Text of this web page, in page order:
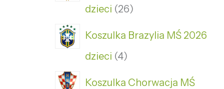
dzieci 26
Koszulka Brazylia MŚ 2026
dzieci 4
Koszulka Chorwacja MŚ